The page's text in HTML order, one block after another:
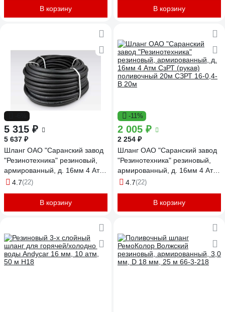
Резинотехника д. 16мм 10 Атм
СзРТ (рукав) пневматический,
В корзину
Резинотехника д. 25мм 10 Атм
СзРТ (рукав) пневматический,
ВГ 20м
В корзину
5 315 ₽
5 637 ₽
Шланг ОАО "Саранский завод
"Резинотехника" резиновый,
армированный, д. 16мм 4 Атм
СзРТ (рукав) поливочный 50м
4.7(22)
В корзину
-11%
2 005 ₽
2 254 ₽
Шланг ОАО "Саранский завод
"Резинотехника" резиновый,
армированный, д. 16мм 4 Атм
СзРТ (рукав) поливочный 20м
4.7(22)
В корзину